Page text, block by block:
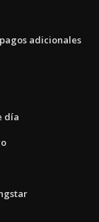
adicionales
día